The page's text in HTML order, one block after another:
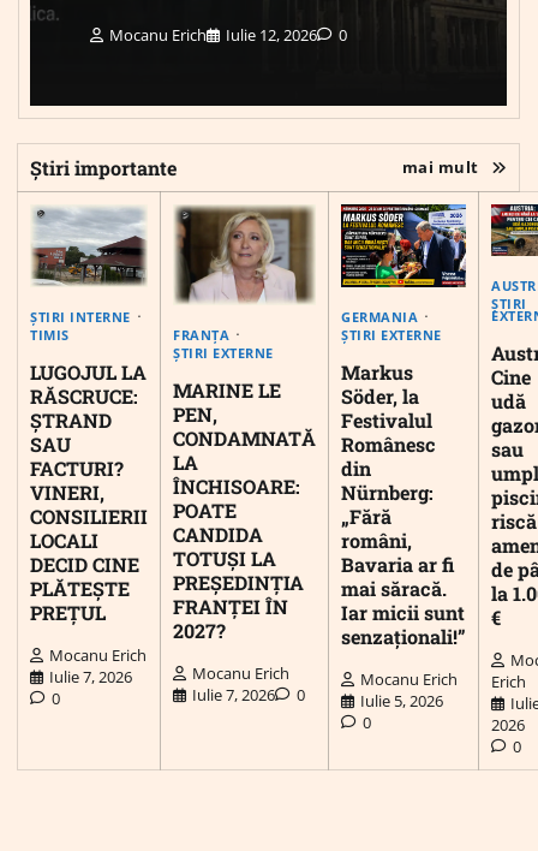
Mocanu Erich Iulie 12, 2026 0
Știri importante mai mult
ȘTIRI INTERNE
TIMIS
LUGOJUL LA
RĂSCRUCE:
ȘTRAND
SAU
FACTURI?
VINERI,
CONSILIERII
LOCALI
DECID CINE
PLĂTEȘTE
PREȚUL
Mocanu Erich
Iulie 7, 2026
0
FRANȚA
ȘTIRI EXTERNE
MARINE LE
PEN,
CONDAMNATĂ
LA
ÎNCHISOARE:
POATE
CANDIDA
TOTUȘI LA
PREȘEDINȚIA
FRANȚEI ÎN
2027?
Mocanu Erich
Iulie 7, 2026
0
GERMANIA
ȘTIRI EXTERNE
Markus
Söder, la
Festivalul
Românesc
din
Nürnberg:
„Fără
români,
Bavaria ar fi
mai săracă.
Iar micii sunt
senzaționali!”
Mocanu Erich
Iulie 5, 2026
0
ȘTIRI
Cine
udă
sau
riscă
de
la
€
Erich
2026
0